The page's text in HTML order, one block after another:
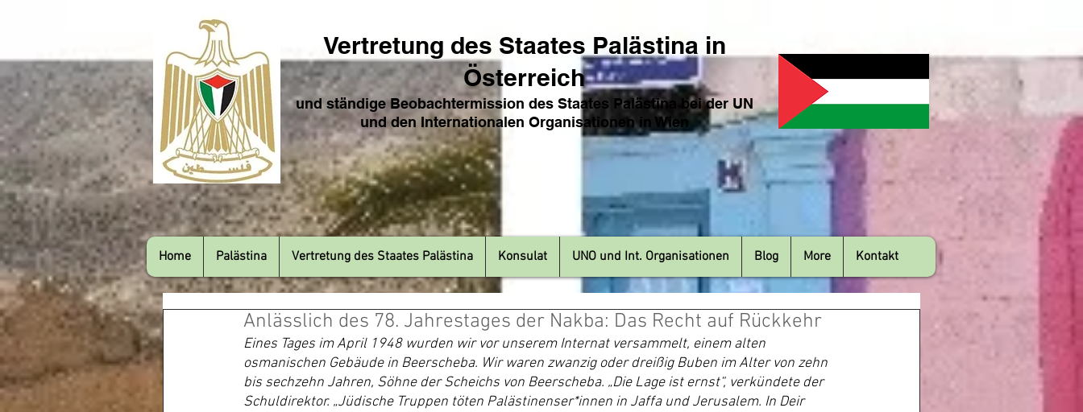
Vertretung des Staates Palästina in
Österreich
und ständige Beobachtermission des Staates Palästina bei der UN
und den Internationalen Organisationen in Wien
Anlässlich des 78. Jahrestages der Nakba: Das Recht auf Rückkehr
Eines Tages im April 1948 wurden wir vor unserem Internat versammelt, einem alten
osmanischen Gebäude in Beerscheba. Wir waren zwanzig oder dreißig Buben im Alter von zehn
bis sechzehn Jahren, Söhne der Scheichs von Beerscheba. „Die Lage ist ernst“, verkündete der
Schuldirektor. „Jüdische Truppen töten Palästinenser*innen in Jaffa und Jerusalem. In Deir
Home Palästina Vertretung des Staates Palästina Konsulat UNO und Int. Organisationen Blog More Kontakt